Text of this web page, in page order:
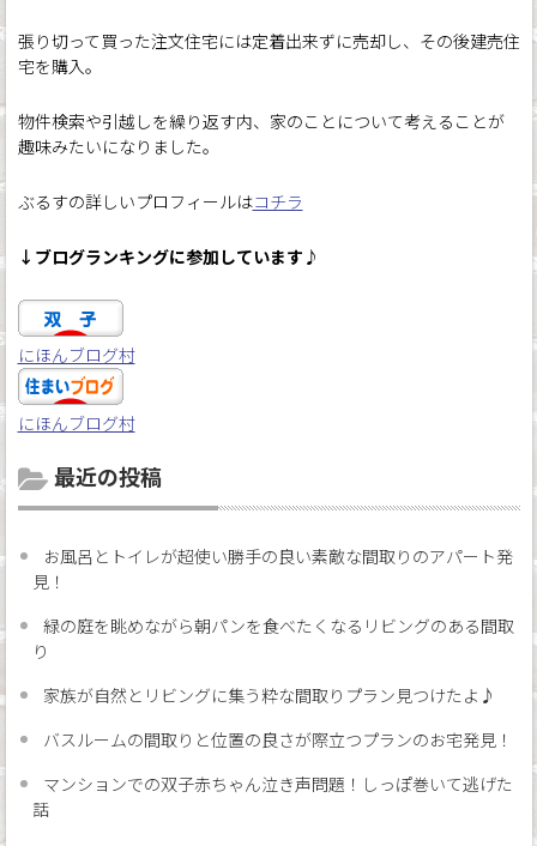
張り切って買った注文住宅には定着出来ずに売却し、その後建売住
宅を購入。
物件検索や引越しを繰り返す内、家のことについて考えることが
趣味みたいになりました。
ぶるすの詳しいプロフィールはコチラ
↓ブログランキングに参加しています♪
にほんブログ村
にほんブログ村
最近の投稿
お風呂とトイレが超使い勝手の良い素敵な間取りのアパート発
見！
緑の庭を眺めながら朝パンを食べたくなるリビングのある間取
り
家族が自然とリビングに集う粋な間取りプラン見つけたよ♪
バスルームの間取りと位置の良さが際立つプランのお宅発見！
マンションでの双子赤ちゃん泣き声問題！しっぽ巻いて逃げた
話